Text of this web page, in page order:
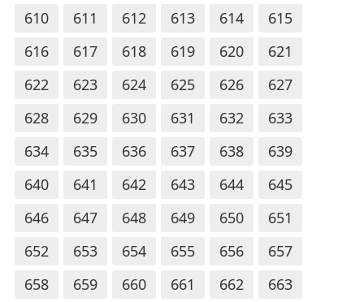
610
611 612 613 614
615
616
617 618 619 620
621
622
623 624 625 626
627
628
629 630 631 632
633
634
635 636 637 638
639
640
641 642 643 644
645
646
647 648 649 650
651
652
653 654 655 656
657
658
659 660 661 662
663